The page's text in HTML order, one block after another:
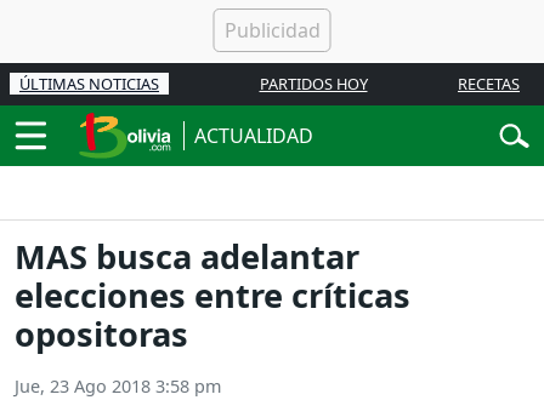
ÚLTIMAS NOTICIAS PARTIDOS HOY RECETAS
ACTUALIDAD
MAS busca adelantar
elecciones entre críticas
opositoras
Jue, 23 Ago 2018 3:58 pm